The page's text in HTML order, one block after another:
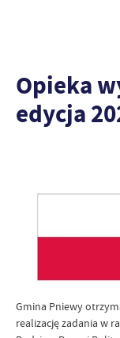
Opieka
edycja
Gmina Pniewy
realizację zadania w